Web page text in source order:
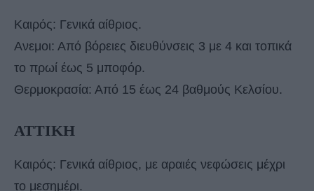
Καιρός: Γενικά αίθριος.
Ανεμοι: Από βόρειες διευθύνσεις 3 με 4 και τοπικά
το πρωί έως 5 μποφόρ.
Θερμοκρασία: Από 15 έως 24 βαθμούς Κελσίου.
ΑΤΤΙΚΗ
Καιρός: Γενικά αίθριος, με αραιές νεφώσεις μέχρι
το μεσημέρι.